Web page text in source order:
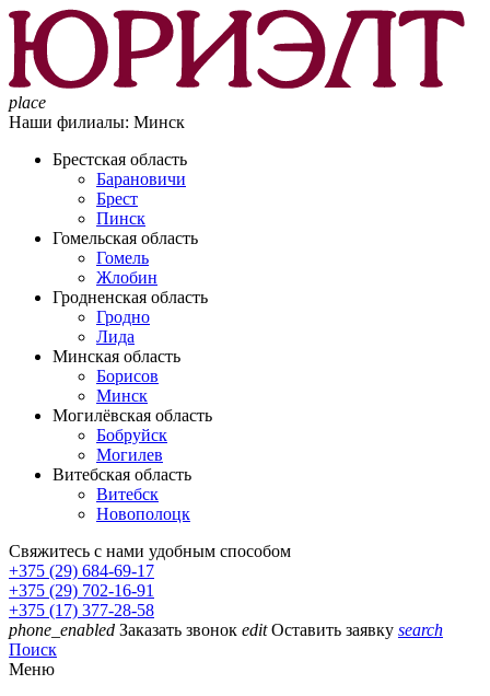
place
Наши филиалы: Минск
Брестская область
Барановичи
Брест
Пинск
Гомельская область
Гомель
Жлобин
Гродненская область
Гродно
Лида
Минская область
Борисов
Минск
Могилёвская область
Бобруйск
Могилев
Витебская область
Витебск
Новополоцк
Свяжитесь с нами удобным способом
+375 (29) 684-69-17
+375 (29) 702-16-91
+375 (17) 377-28-58
phone_enabled Заказать звонок edit Оставить заявку search
Поиск
Меню